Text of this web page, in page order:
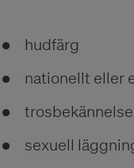
hudfärg
nationellt eller
trosbekännelse
sexuell